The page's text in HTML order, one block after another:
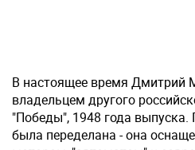
В настоящее время Дмитрий
владельцем другого
"Победы", 1948 года
была переделана - она